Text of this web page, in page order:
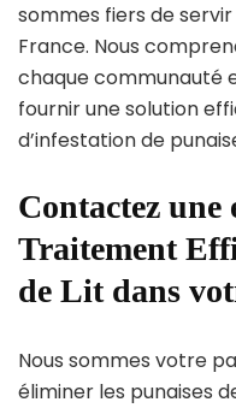
sommes fiers de
France. Nous
chaque communauté
fournir une solution
d’infestation de
Contactez
Traitement
de Lit dans
Nous sommes votre
éliminer les punaises